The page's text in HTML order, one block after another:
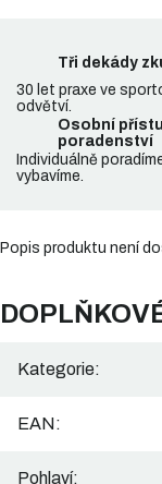
Tři dekády
30 let praxe ve
odvětví.
Osobní
poradenství
Individuálně
vybavíme.
Popis produktu není
Kategorie:
EAN:
Pohlaví: